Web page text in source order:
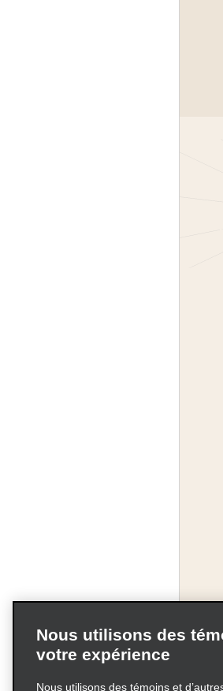
Nous utilisons des
votre expérience
Nous utilisons des témoins et